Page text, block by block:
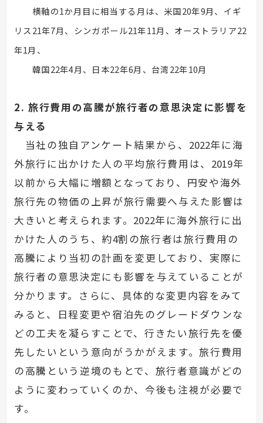
横軸の1か月目に相当する月は、米国20年9月、イギ
リス21年7月、シンガポール21年11月、オーストラリア22
年1月、
韓国22年4月、日本22年6月、台湾22年10月
2. 旅行費用の高騰が旅行者の意思決定に影響を
与える
当社の独自アンケート結果から、 2022年に海
外旅行に出かけた人の平均旅行費用は、 2019年
以前から大幅に増額となっており、円安や海外
旅行先の物価の上昇が旅行需要へ与えた影響は
大きいと考えられます。 2022年に海外旅行に出
かけた人のうち、約4割の旅行者は旅行費用の
高騰により当初の計画を変更しており、実際に
旅行者の意思決定にも影響を与えていることが
分かります。さらに、具体的な変更内容をみて
みると、日程変更や宿泊先のグレードダウンな
どの工夫を凝らすことで、行きたい旅行先を優
先したいという意向がうかがえます。旅行費用
の高騰という逆境のもとで、旅行者意識がどの
ように変わっていくのか、今後も注視が必要で
す。